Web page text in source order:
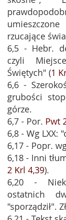
rzucające
6,5 - Hebr.
czyli
Świętych" (1
6,6 -
grubości
górze.
6,7 - Por. Pwt
6,8 - Wg LXX:
6,17 - Popr.
6,18 - Inni
2 Krl 4,39).
6,20 -
ostatnich
"sporządził".